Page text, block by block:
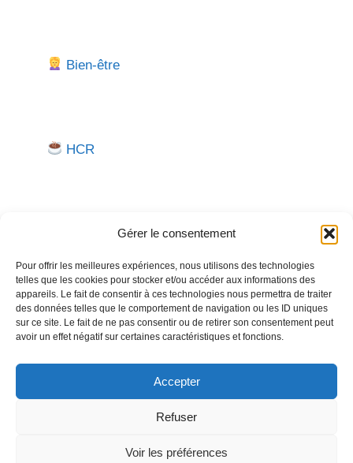
Gérer le consentement
Pour offrir les meilleures expériences, nous utilisons des technologies
telles que les cookies pour stocker et/ou accéder aux informations des
appareils. Le fait de consentir à ces technologies nous permettra de traiter
des données telles que le comportement de navigation ou les ID uniques
sur ce site. Le fait de ne pas consentir ou de retirer son consentement peut
avoir un effet négatif sur certaines caractéristiques et fonctions.
Accepter
Refuser
Voir les préférences
Bien-être
HCR
Besoin d'aide pour créer ou gérer votre entreprise ?
Un expert vous répond.
Nous contacter →